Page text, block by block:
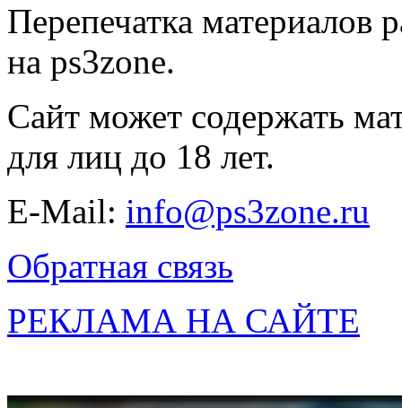
Перепечатка материалов
на ps3zone.
Сайт может содержать
для лиц до 18 лет.
E-Mail: info@ps3zone.ru
Обратная связь
РЕКЛАМА НА САЙТЕ